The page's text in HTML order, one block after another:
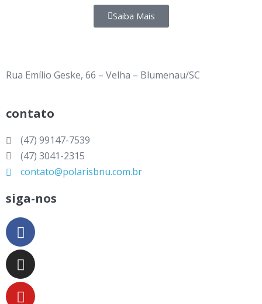
Saiba Mais
Rua Emílio Geske, 66 – Velha – Blumenau/SC
contato
(47) 99147-7539
(47) 3041-2315
contato@polarisbnu.com.br
siga-nos